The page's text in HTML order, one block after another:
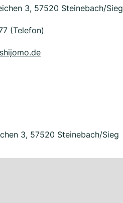
3, 57520 Steinebach/Sieg
(Telefon)
3, 57520 Steinebach/Sieg